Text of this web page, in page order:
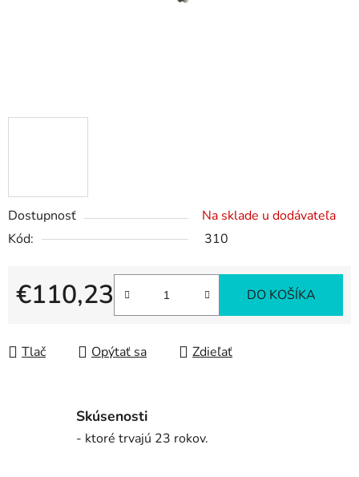
Dostupnosť
Na sklade u dodávateľa
Kód:
310
€110,23 DO KOŠÍKA
Tlač Opýtať sa Zdieľať
Skúsenosti
- ktoré trvajú 23 rokov.